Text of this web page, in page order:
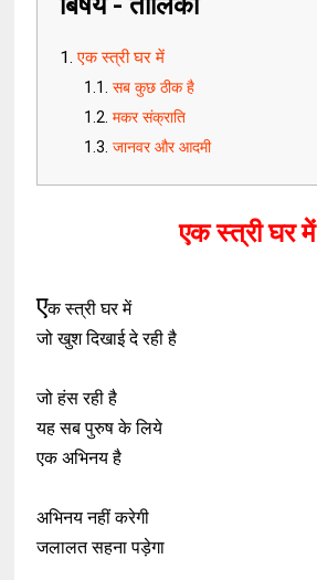
एक स्त्री घर में
सब कुछ ठीक है
मकर संक्राति
जानवर और आदमी
एक स्त्री घर में
एक स्त्री घर में
जो खुश दिखाई दे रही है
जो हंस रही है
यह सब पुरुष के लिये
एक अभिनय है
अभिनय नहीं करेगी
जलालत सहना पड़ेगा